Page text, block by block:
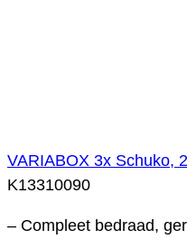
VARIABOX 3x Schuko,
K13310090
– Compleet bedraad,